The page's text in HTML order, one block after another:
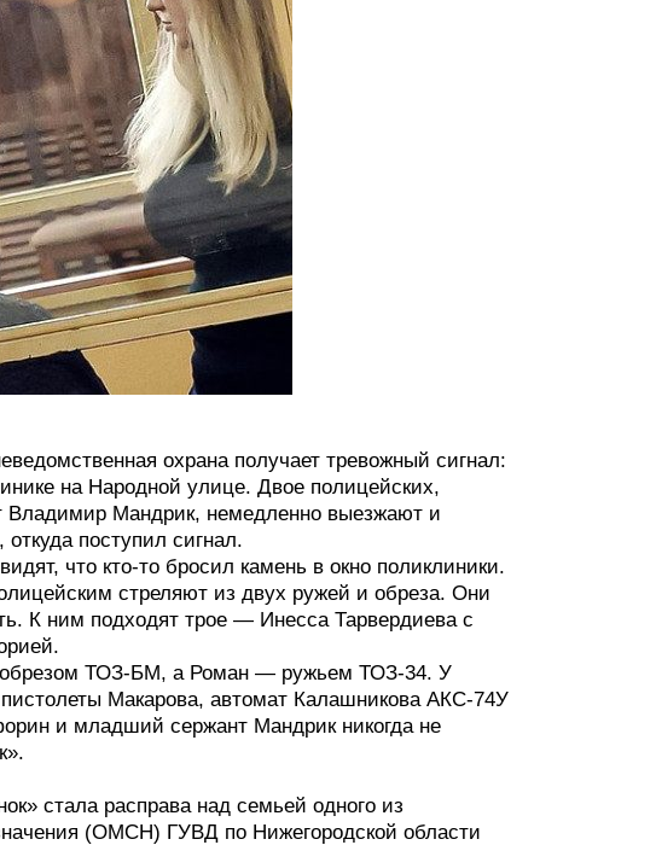
охрана получает тревожный сигнал:
на Народной улице. Двое полицейских,
Мандрик, немедленно выезжают и
поступил сигнал.
что кто-то бросил камень в окно поликлиники.
стреляют из двух ружей и обреза. Они
К ним подходят трое — Инесса Тарвердиева с
ТОЗ-БМ, а Роман — ружьем ТОЗ-34. У
Макарова, автомат Калашникова АКС-74У
и младший сержант Мандрик никогда не
стала расправа над семьей одного из
(ОМСН) ГУВД по Нижегородской области